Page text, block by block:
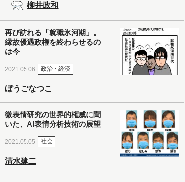
柳井政和
再び訪れる「就職氷河期」。
縁故優遇政権を終わらせるの
は今
2021.05.06 政治・経済
ぼうごなつこ
微表情研究の世界的権威に聞
いた、AI表情分析技術の展望
2021.05.05 社会
清水建二